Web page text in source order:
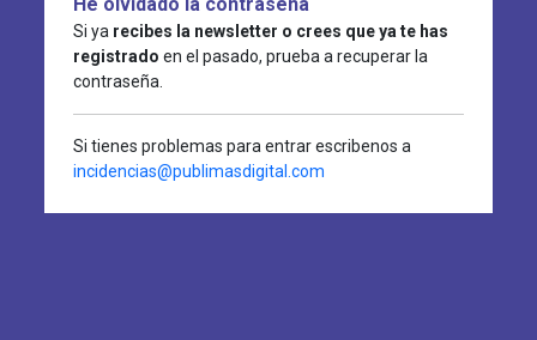
Si ya recibes la newsletter o crees que ya te has
registrado en el pasado, prueba a recuperar la
contraseña.
Si tienes problemas para entrar escribenos a
incidencias@publimasdigital.com